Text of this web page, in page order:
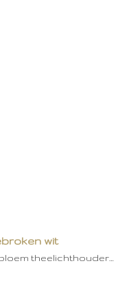
wit
theelichthouder…